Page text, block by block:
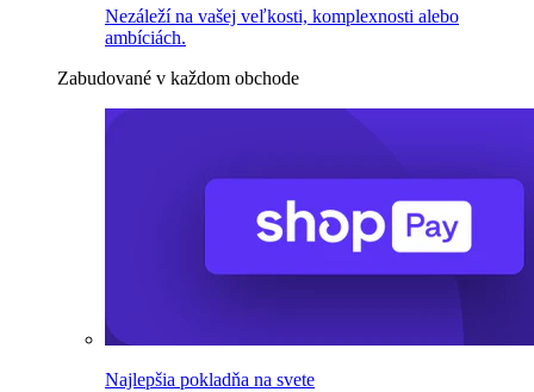
Nezáleží na vašej veľkosti, komplexnosti alebo
ambíciách.
Zabudované v každom obchode
Najlepšia pokladňa na svete